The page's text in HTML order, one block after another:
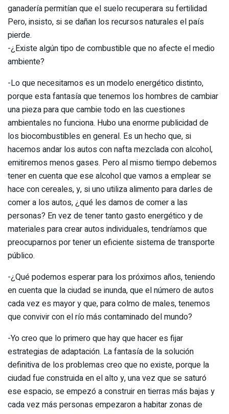
ganadería permitían que el suelo recuperara su fertilidad
Pero, insisto, si se dañan los recursos naturales el país
pierde.
-¿Existe algún tipo de combustible que no afecte el medio
ambiente?
-Lo que necesitamos es un modelo energético distinto,
porque esta fantasía que tenemos los hombres de cambiar
una pieza para que cambie todo en las cuestiones
ambientales no funciona. Hubo una enorme publicidad de
los biocombustibles en general. Es un hecho que, si
hacemos andar los autos con nafta mezclada con alcohol,
emitiremos menos gases. Pero al mismo tiempo debemos
tener en cuenta que ese alcohol que vamos a emplear se
hace con cereales, y, si uno utiliza alimento para darles de
comer a los autos, ¿qué les damos de comer a las
personas? En vez de tener tanto gasto energético y de
materiales para crear autos individuales, tendríamos que
preocuparnos por tener un eficiente sistema de transporte
público.
-¿Qué podemos esperar para los próximos años, teniendo
en cuenta que la ciudad se inunda, que el número de autos
cada vez es mayor y que, para colmo de males, tenemos
que convivir con el río más contaminado del mundo?
-Yo creo que lo primero que hay que hacer es fijar
estrategias de adaptación. La fantasía de la solución
definitiva de los problemas creo que no existe, porque la
ciudad fue construida en el alto y, una vez que se saturó
ese espacio, se empezó a construir en tierras más bajas y
cada vez más personas empezaron a habitar zonas de